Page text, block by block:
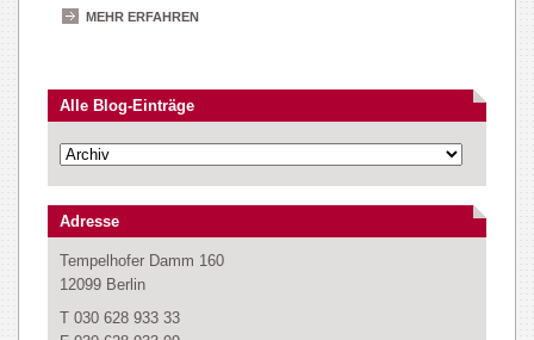
MEHR ERFAHREN
Alle Blog-Einträge
Adresse
Tempelhofer Damm 160
12099 Berlin
T 030 628 933 33